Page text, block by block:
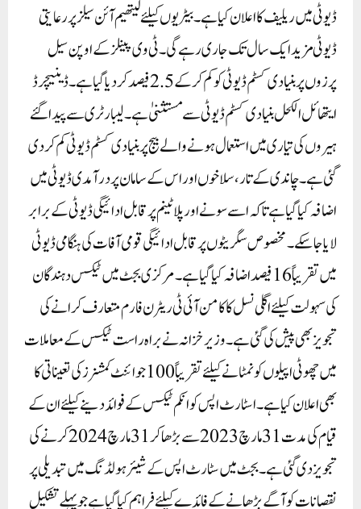
ڈیوٹی میں ریلیف کا اعلان کیا ہے ۔ بیٹریوں کیلئے لیتھیم آئن سیلز پر رعایتی
ڈیوٹی مزید ایک سال تک جاری رہے گی۔ ٹی وی پینلز کے اوپن سیل
پرزوں پر بنیادی کسٹم ڈیوٹی کو کم کر کے 2.5فیصد کر دیا گیا ہے ۔ ڈینیچرڈ
ایتھائل الکحل بنیادی کسٹم ڈیوٹی سے مستثنیٰ ہے ۔ لیبارٹری سے پیدا گئے
ہیروں کی تیاری میں استعمال ہونے والے بیج پر بنیادی کسٹم ڈیوٹی کم کر دی
گئی ہے ۔ چاندی کے تار، سلاخوں اور اس کے سامان پر درآمدی ڈیوٹی میں
اضافہ کیا گیا ہے تاکہ اسے سونے اور پلاٹینم پر قابل ادائیگی ڈیوٹی کے برابر
لایا جا سکے ۔ مخصوص سگریٹوں پر قابل ادائیگی قومی آفات کی ہنگامی ڈیوٹی
میں تقریباً 16فیصد اضافہ کیا گیا ہے ۔مرکزی بجٹ میں ٹیکس دہندگان
کی سہولت کیلئے اگلی نسل کا کامن آئی ٹی ریٹرن فارم متعارف کرانے کی
تجویز بھی پیش کی گئی ہے ۔ وزیر خزانہ نے براہ راست ٹیکس کے معاملات
میں چھوٹی اپیلوں کو نمٹانے کیلئے تقریباً 100 جوائنٹ کمشنرز کی تعیناتی کا
بھی اعلان کیا ہے ۔اسٹارٹ اپس کو انکم ٹیکس کے فوائد دینے کیلئے ان کے
قیام کی مدت 31مارچ 2023سے بڑھا کر 31مارچ 2024کرنے کی
تجویز دی گئی ہے ۔ بجٹ میں سٹارٹ اپس کے شیئر ہولڈنگ میں تبدیلی پر
نقصانات کو آگے بڑھانے کے فائدے کیلئے فراہم کیا گیا ہے جو پہلے تشکیل